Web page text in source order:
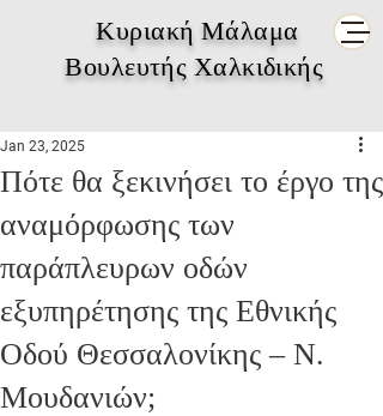
Κυριακή Μάλαμα
Βουλευτής Χαλκιδικής
Πότε θα ξεκινήσει το έργο της
αναμόρφωσης των
παράπλευρων οδών
εξυπηρέτησης της Εθνικής
Οδού Θεσσαλονίκης – Ν.
Μουδανιών;
Jan 23, 2025